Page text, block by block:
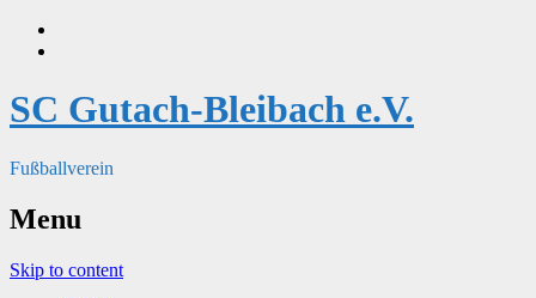
SC Gutach-Bleibach e.V.
Fußballverein
Menu
Skip to content